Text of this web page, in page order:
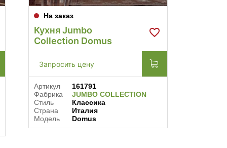
На заказ
Кухня Jumbo
Collection Domus
Запросить цену
Артикул
161791
Фабрика
JUMBO COLLECTION
Стиль
Классика
Страна
Италия
Модель
Domus